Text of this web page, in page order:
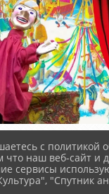
с политикой
что наш веб-сайт и
сервисы
"Спутник